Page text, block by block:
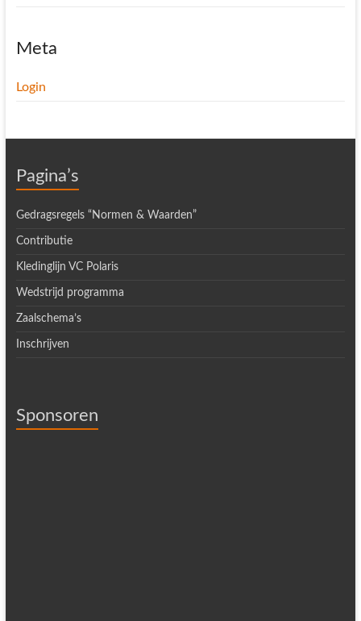
Meta
Login
Pagina’s
Gedragsregels “Normen & Waarden”
Contributie
Kledinglijn VC Polaris
Wedstrijd programma
Zaalschema’s
Inschrijven
Sponsoren